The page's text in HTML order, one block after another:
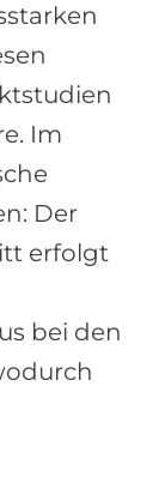
Im
Der
erfolgt
bei den